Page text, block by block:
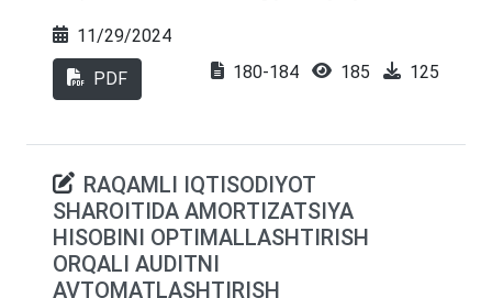
chiqilgan. Innovatsion loyihalar, jumladan, aqlli
shaharlar tizimi, raqamli boshqaruv, energiya
samaradorligi va chiqindilarni qayta ishlash kabi
farovonligini oshirish imkoniyatlari tahlil etilgan.
Shuningdek, maqolada innovatsion
texnologiyalarni joriy etishda mavjud bo‘lgan
infratuzilma, moliyaviy va texnologik cheklovlar
muhokama qilinadi hamda bu muammolarni hal
11/29/2024
PDF 180-184 185 125
RAQAMLI IQTISODIYOT
SHAROITIDA AMORTIZATSIYA
HISOBINI OPTIMALLASHTIRISH
ORQALI AUDITNI
AVTOMATLASHTIRISH